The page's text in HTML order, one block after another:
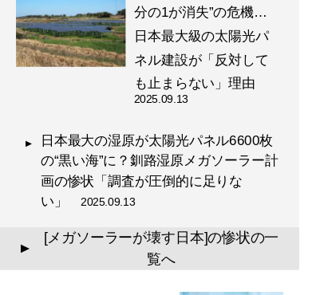
分の1が消失”の危機…
日本最大級の太陽光パ
ネル建設が「反対して
も止まらない」理由
2025.09.13
日本最大の湿原が太陽光パネル6600枚
の“黒い海”に？釧路湿原メガソーラー計
画の惨状「調査が圧倒的に足りな
い」
2025.09.13
▲
[メガソーラーが壊す日本]の惨状の一
覧へ